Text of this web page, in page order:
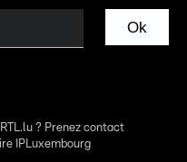
Ok
? Prenez contact
IPLuxembourg